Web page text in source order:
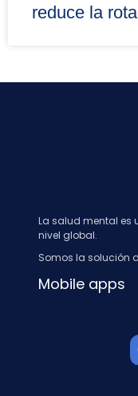
reduce la
La salud mental es
nivel global.
Somos la solución
Mobile apps